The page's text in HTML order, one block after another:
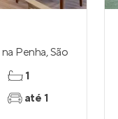
na Penha,São
1
até 1